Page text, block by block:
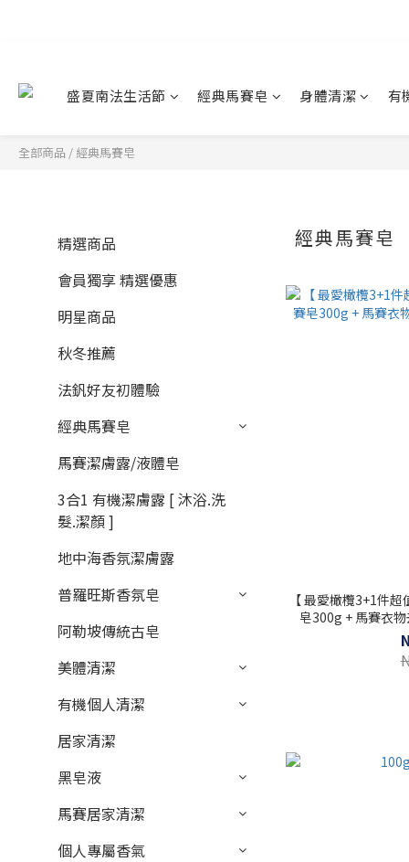
盛夏南法生活節 經典馬賽皂 身體清潔 有
全部商品 / 經典馬賽皂
精選商品
會員獨享 精選優惠
明星商品
秋冬推薦
法釩好友初體驗
經典馬賽皂
馬賽潔膚露/液體皂
3合1 有機潔膚露 [ 沐浴.洗
髮.潔顏 ]
地中海香氛潔膚露
普羅旺斯香氛皂
阿勒坡傳統古皂
美體清潔
有機個人清潔
居家清潔
黑皂液
馬賽居家清潔
個人專屬香氣
經典馬賽皂
【 最愛橄欖3+1件
皂300g + 馬賽衣